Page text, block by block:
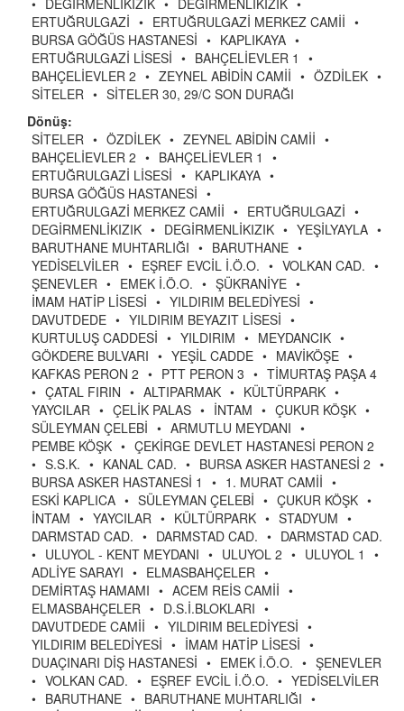
• DEGİRMENLİKIZIK • DEGİRMENLİKIZIK •
ERTUĞRULGAZİ • ERTUĞRULGAZİ MERKEZ CAMİİ •
BURSA GÖĞÜS HASTANESİ • KAPLIKAYA •
ERTUĞRULGAZİ LİSESİ • BAHÇELİEVLER 1
•
BAHÇELİEVLER 2 • ZEYNEL ABİDİN CAMİİ • ÖZDİLEK •
SİTELER • SİTELER 30, 29/C SON DURAĞI
Dönüş:
SİTELER • ÖZDİLEK • ZEYNEL ABİDİN CAMİİ •
BAHÇELİEVLER 2 • BAHÇELİEVLER 1
•
ERTUĞRULGAZİ LİSESİ • KAPLIKAYA •
BURSA GÖĞÜS HASTANESİ •
ERTUĞRULGAZİ MERKEZ CAMİİ • ERTUĞRULGAZİ •
DEGİRMENLİKIZIK • DEGİRMENLİKIZIK • YEŞİLYAYLA •
BARUTHANE MUHTARLIĞI • BARUTHANE •
YEDİSELVİLER • EŞREF EVCİL İ.Ö.O. • VOLKAN CAD. •
ŞENEVLER • EMEK İ.Ö.O. • ŞÜKRANİYE •
İMAM HATİP LİSESİ • YILDIRIM BELEDİYESİ •
DAVUTDEDE • YILDIRIM BEYAZIT LİSESİ •
KURTULUŞ CADDESİ • YILDIRIM • MEYDANCIK •
GÖKDERE BULVARI • YEŞİL CADDE • MAVİKÖŞE •
KAFKAS PERON 2 • PTT PERON 3 • TİMURTAŞ PAŞA 4
• ÇATAL FIRIN • ALTIPARMAK • KÜLTÜRPARK •
YAYCILAR • ÇELİK PALAS • İNTAM • ÇUKUR KÖŞK •
SÜLEYMAN ÇELEBİ • ARMUTLU MEYDANI •
PEMBE KÖŞK • ÇEKİRGE DEVLET HASTANESİ PERON 2
• S.S.K. • KANAL CAD. • BURSA ASKER HASTANESİ 2 •
BURSA ASKER HASTANESİ 1
• 1. MURAT CAMİİ •
ESKİ KAPLICA • SÜLEYMAN ÇELEBİ • ÇUKUR KÖŞK •
İNTAM • YAYCILAR • KÜLTÜRPARK • STADYUM •
DARMSTAD CAD. • DARMSTAD CAD. • DARMSTAD CAD.
• ULUYOL - KENT MEYDANI • ULUYOL 2 • ULUYOL 1
•
ADLİYE SARAYI • ELMASBAHÇELER •
DEMİRTAŞ HAMAMI • ACEM REİS CAMİİ •
ELMASBAHÇELER • D.S.İ.BLOKLARI •
DAVUTDEDE CAMİİ • YILDIRIM BELEDİYESİ •
YILDIRIM BELEDİYESİ • İMAM HATİP LİSESİ •
DUAÇINARI DİŞ HASTANESİ • EMEK İ.Ö.O. • ŞENEVLER
• VOLKAN CAD. • EŞREF EVCİL İ.Ö.O. • YEDİSELVİLER
• BARUTHANE • BARUTHANE MUHTARLIĞI •